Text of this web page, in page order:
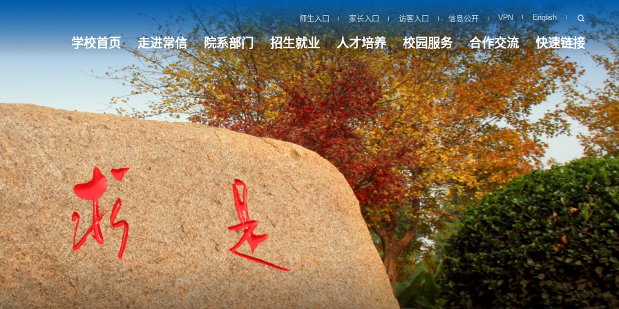
师生入口 家长入口 访客入口 信息公开 VPN English
学校首页 走进常信 院系部门 招生就业 人才培养 校园服务 合作交流 快速链接